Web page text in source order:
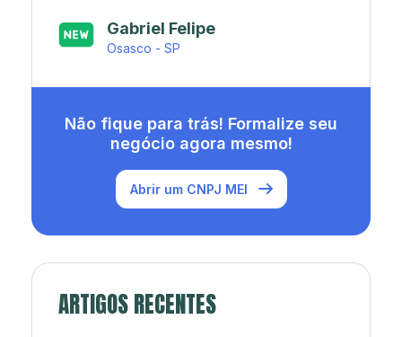
Japa’s açaí e sorveteria
Rio de Janeiro - RJ
Não fique para trás! Formalize seu
negócio agora mesmo!
Abrir um CNPJ MEI
ARTIGOS RECENTES